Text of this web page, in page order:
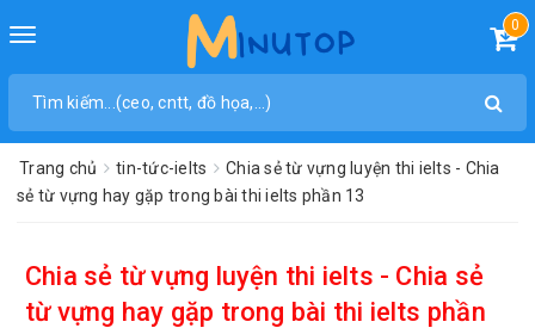
Toggle
0
Trang chủ tin-tức-ielts
Chia sẻ từ vựng luyện thi ielts - Chia
sẻ từ vựng hay gặp trong bài thi ielts phần 13
Chia sẻ từ vựng luyện thi ielts - Chia sẻ
từ vựng hay gặp trong bài thi ielts phần